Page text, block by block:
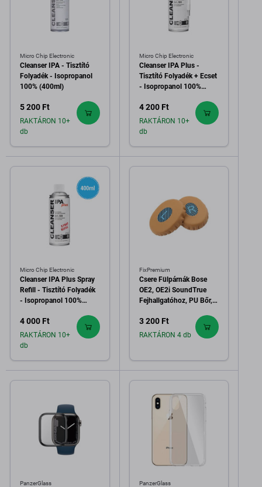
Micro Chip Electronic
Cleanser IPA - Tisztító
Folyadék - Isopropanol
100% (400ml)
5 200 Ft
RAKTÁRON 10+
db
Micro Chip Electronic
Cleanser IPA Plus -
Tisztító Folyadék + Ecset
- Isopropanol 100%
4 200 Ft
RAKTÁRON 10+
db
Micro Chip Electronic
Cleanser IPA Plus Spray
Refill - Tisztító Folyadék
- Isopropanol 100%
4 000 Ft
RAKTÁRON 10+
db
FixPremium
Csere Fülpárnák Bose
OE2, OE2i SoundTrue
Fejhallgatóhoz, PU Bőr,
3 200 Ft
RAKTÁRON 4 db
PanzerGlass PanzerGlass